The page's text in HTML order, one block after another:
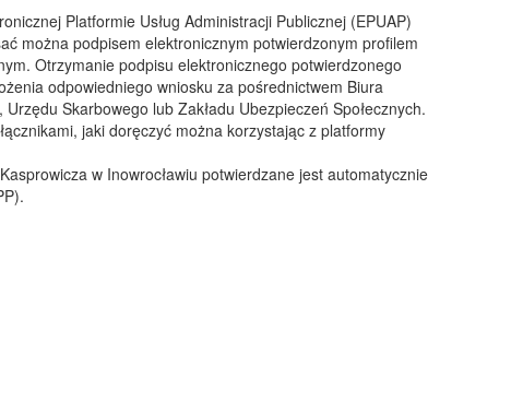
Platformie Usług Administracji Publicznej (EPUAP)
można podpisem elektronicznym potwierdzonym profilem
Otrzymanie podpisu elektronicznego potwierdzonego
odpowiedniego wniosku za pośrednictwem Biura
Skarbowego lub Zakładu Ubezpieczeń Społecznych.
jaki doręczyć można korzystając z platformy
w Inowrocławiu potwierdzane jest automatycznie